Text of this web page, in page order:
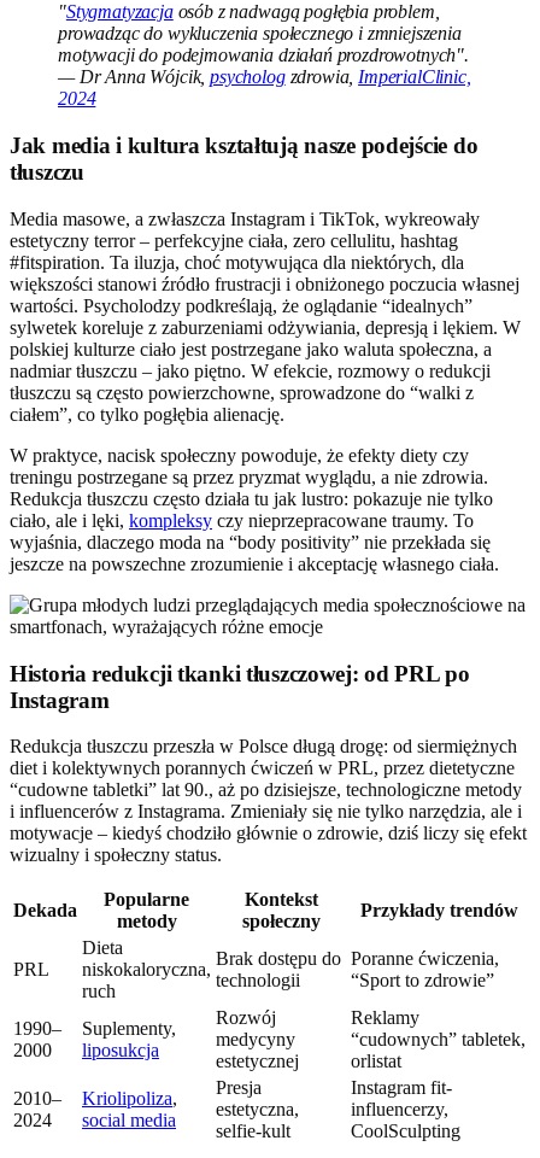
"Stygmatyzacjaosób z nadwagą pogłębia problem,
prowadząc do wykluczenia społecznego i zmniejszenia
motywacji do podejmowania działań prozdrowotnych".
— Dr Anna Wójcik,psychologzdrowia, ImperialClinic,
2024
Jak media i kultura kształtują nasze podejście do
tłuszczu
Media masowe, a zwłaszcza Instagram i TikTok, wykreowały
estetyczny terror – perfekcyjne ciała, zero cellulitu, hashtag
#fitspiration. Ta iluzja, choć motywująca dla niektórych, dla
większości stanowi źródło frustracji i obniżonego poczucia własnej
wartości. Psycholodzy podkreślają, że oglądanie “idealnych”
sylwetek koreluje z zaburzeniami odżywiania, depresją i lękiem. W
polskiej kulturze ciało jest postrzegane jako waluta społeczna, a
nadmiar tłuszczu – jako piętno. W efekcie, rozmowy o redukcji
tłuszczu są często powierzchowne, sprowadzone do “walki z
ciałem”, co tylko pogłębia alienację.
W praktyce, nacisk społeczny powoduje, że efekty diety czy
treningu postrzegane są przez pryzmat wyglądu, a nie zdrowia.
Redukcja tłuszczu często działa tu jak lustro: pokazuje nie tylko
ciało, ale i lęki, kompleksy czy nieprzepracowane traumy. To
wyjaśnia, dlaczego moda na “body positivity” nie przekłada się
jeszcze na powszechne zrozumienie i akceptację własnego ciała.
Historia redukcji tkanki tłuszczowej: od PRL po
Instagram
Redukcja tłuszczu przeszła w Polsce długą drogę: od siermiężnych
diet i kolektywnych porannych ćwiczeń w PRL, przez dietetyczne
“cudowne tabletki” lat 90., aż po dzisiejsze, technologiczne metody
i influencerów z Instagrama. Zmieniały się nie tylko narzędzia, ale i
motywacje – kiedyś chodziło głównie o zdrowie, dziś liczy się efekt
wizualny i społeczny status.
Dekada
Popularne
metody
Kontekst
społeczny
Przykłady trendów
PRL
Dieta
niskokaloryczna,
ruch
Brak dostępu do
technologii
Poranne ćwiczenia,
“Sport to zdrowie”
1990–
2000
Suplementy,
liposukcja
Rozwój
medycyny
estetycznej
Reklamy
“cudownych” tabletek,
orlistat
2010–
2024
Kriolipoliza,
social media
Presja
estetyczna,
selfie-kult
Instagram fit-
influencerzy,
CoolSculpting